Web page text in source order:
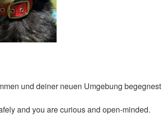
und deiner neuen Umgebung
and you are curious and open-minded.